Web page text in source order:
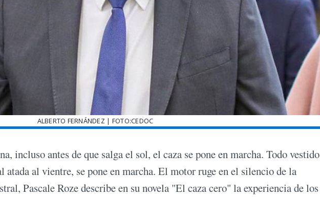
ALBERTO FERNÁNDEZ | FOTO:CEDOC
incluso antes de que salga el sol, el caza se pone en marcha. Todo vestido
atada al vientre, se pone en marcha. El motor ruge en el silencio de la
Pascale Roze describe en su novela "El caza cero" la experiencia de los